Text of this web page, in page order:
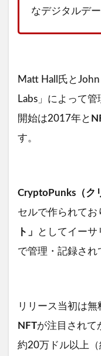
なデジタルデ
Matt Hall氏と
Labs」によって
開始は2017年と
す。
CryptoPunks（ク
セルで作られて
ト」
としてイー
で管理・記録され
リリース当初は無
NFTが注目されて
約20万ドル以上